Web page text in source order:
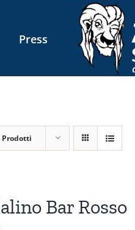
Press
Prodotti
Bar Rosso